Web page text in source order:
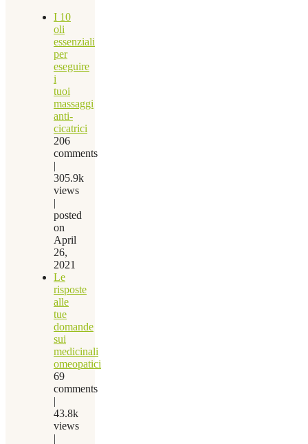
I 10
oli
essenziali
per
eseguire
i
tuoi
massaggi
anti-
cicatrici
206
comments
305.9k
views
posted
on
April
26,
2021
Le
risposte
alle
tue
domande
sui
medicinali
omeopatici
69
comments
43.8k
views